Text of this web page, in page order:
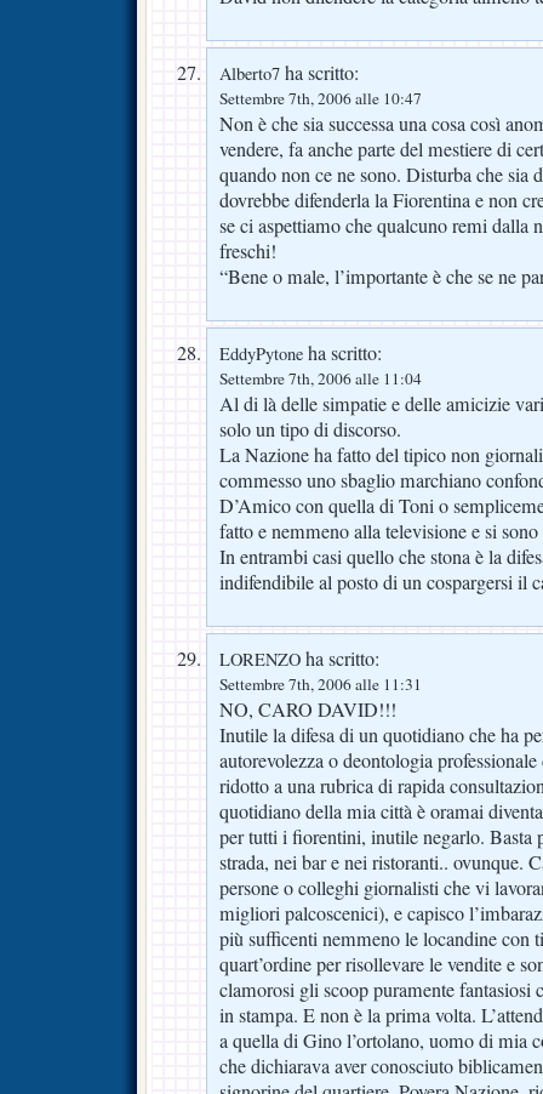
Alberto7 ha scritto:
Settembre 7th, 2006 alle 10:47
Non è che sia successa una cosa così
vendere, fa anche parte del mestiere di
quando non ce ne sono. Disturba che sia
dovrebbe difenderla la Fiorentina e non
se ci aspettiamo che qualcuno remi dalla
freschi!
“Bene o male, l’importante è che se ne
EddyPytone ha scritto:
Settembre 7th, 2006 alle 11:04
Al di là delle simpatie e delle amicizie
solo un tipo di discorso.
La Nazione ha fatto del tipico non
commesso uno sbaglio marchiano
D’Amico con quella di Toni o
fatto e nemmeno alla televisione e si
In entrambi casi quello che stona è la
indifendibile al posto di un cospargersi il
LORENZO ha scritto:
Settembre 7th, 2006 alle 11:31
NO, CARO DAVID!!!
Inutile la difesa di un quotidiano che ha
autorevolezza o deontologia
ridotto a una rubrica di rapida
quotidiano della mia città è oramai
per tutti i fiorentini, inutile negarlo. Basta
strada, nei bar e nei ristoranti.. ovunque.
persone o colleghi giornalisti che vi
migliori palcoscenici), e capisco
più sufficenti nemmeno le locandine
quart’ordine per risollevare le vendite e
clamorosi gli scoop puramente fantasiosi
in stampa. E non è la prima volta.
a quella di Gino l’ortolano, uomo di mia
che dichiarava aver conosciuto